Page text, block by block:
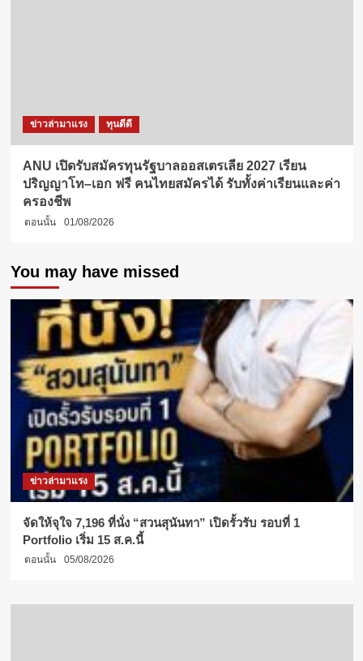
ข่าวล่ามาแรง ทุนดีดี
ANU เปิดรับสมัครทุนรัฐบาลออสเตรเลีย 2027 เรียน
ปริญญาโท–เอก ฟรี คนไทยสมัครได้ รับทั้งค่าเรียนและค่า
ครองชีพ
ตอนนั้น 01/08/2026
You may have missed
ข่าวล่ามาแรง
จัดให้จุใจ 7,196 ที่นั่ง “สวนสุนันทา” เปิดรั้วรับ รอบที่ 1
Portfolio เริ่ม 15 ส.ค.นี้
ตอนนั้น 05/08/2026